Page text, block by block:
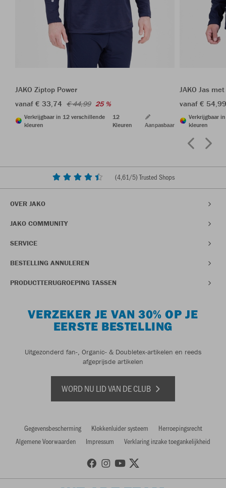
JAKO Ziptop Power
vanaf € 33,74 € 44,99 25 %
Verkrijgbaar in 12 verschillende
kleuren
12
Kleuren
Aanpasbaar
JAKO Jas
vanaf €
Verkrijgbaar
kleuren
(4,61/5) Trusted Shops
OVER JAKO
JAKO COMMUNITY
SERVICE
BESTELLING ANNULEREN
PRODUCTTERUGROEPING TASSEN
VERZEKER JE VAN 30% OP JE
EERSTE BESTELLING
Uitgezonderd fan-, Organic- & Doubletex-artikelen en reeds
afgeprijsde artikelen
WORD NU LID VAN DE CLUB
Gegevensbescherming Klokkenluider systeem
Herroepingsrecht
Algemene Voorwaarden
Impressum Verklaring inzake toegankelijkheid